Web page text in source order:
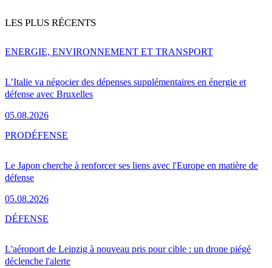
LES PLUS RÉCENTS
L’Italie va négocier des dépenses supplémentaires en énergie et
défense avec Bruxelles
05.08.2026
ENERGIE, ENVIRONNEMENT ET TRANSPORT
Le Japon cherche à renforcer ses liens avec l'Europe en matière de
défense
05.08.2026
PRODÉFENSE
L'aéroport de Leipzig à nouveau pris pour cible : un drone piégé
déclenche l'alerte
DÉFENSE